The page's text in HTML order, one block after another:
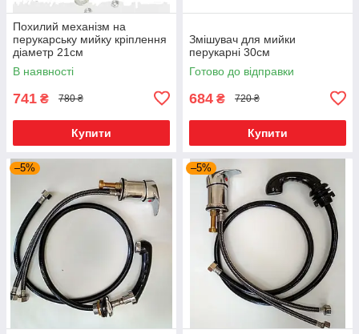
Похилий механізм на
перукарську мийку кріплення
діаметр 21см
В наявності
741 ₴ 780 ₴
Купити
Змішувач для мийки
перукарні 30см
Готово до відправки
684 ₴ 720 ₴
Купити
–5% –5%